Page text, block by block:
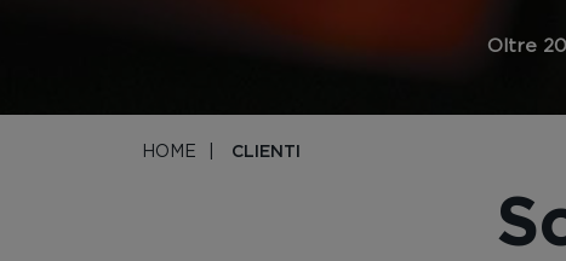
Oltre
HOME CLIENTI